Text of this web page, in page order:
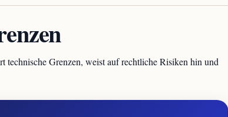
technische Grenzen, weist auf rechtliche Risiken hin und